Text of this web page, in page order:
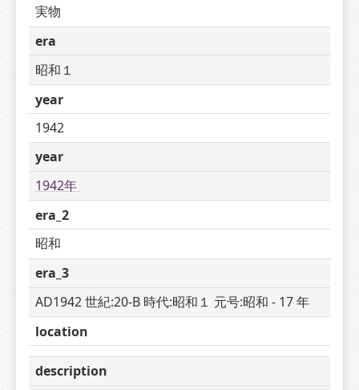
実物
era
昭和１
year
1942
year
1942年
era_2
昭和
era_3
AD1942 世紀:20-B 時代:昭和１ 元号:昭和 - 17 年
location
description